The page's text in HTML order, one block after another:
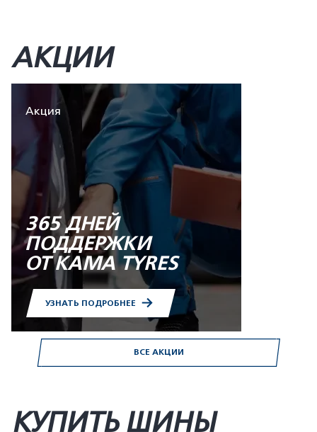
ВСЕ АКЦИИ
АКЦИИ
Акция
365 ДНЕЙ
ПОДДЕРЖКИ
ОТ KAMA TYRES
УЗНАТЬ ПОДРОБНЕЕ
КУПИТЬ ШИНЫ